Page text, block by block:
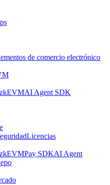
de comercio electrónico
AI Agent SDK
Licencias
Pay SDKAI Agent